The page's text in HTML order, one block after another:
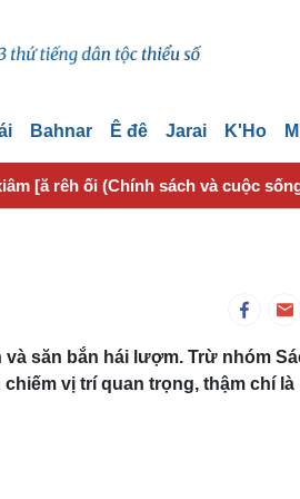
Bahnar Ê đê Jarai K'Ho
[ă rêh ối (Chính sách và cuộc
săn bắn hái lượm. Trừ nhóm
vị trí quan trọng, thậm chí là